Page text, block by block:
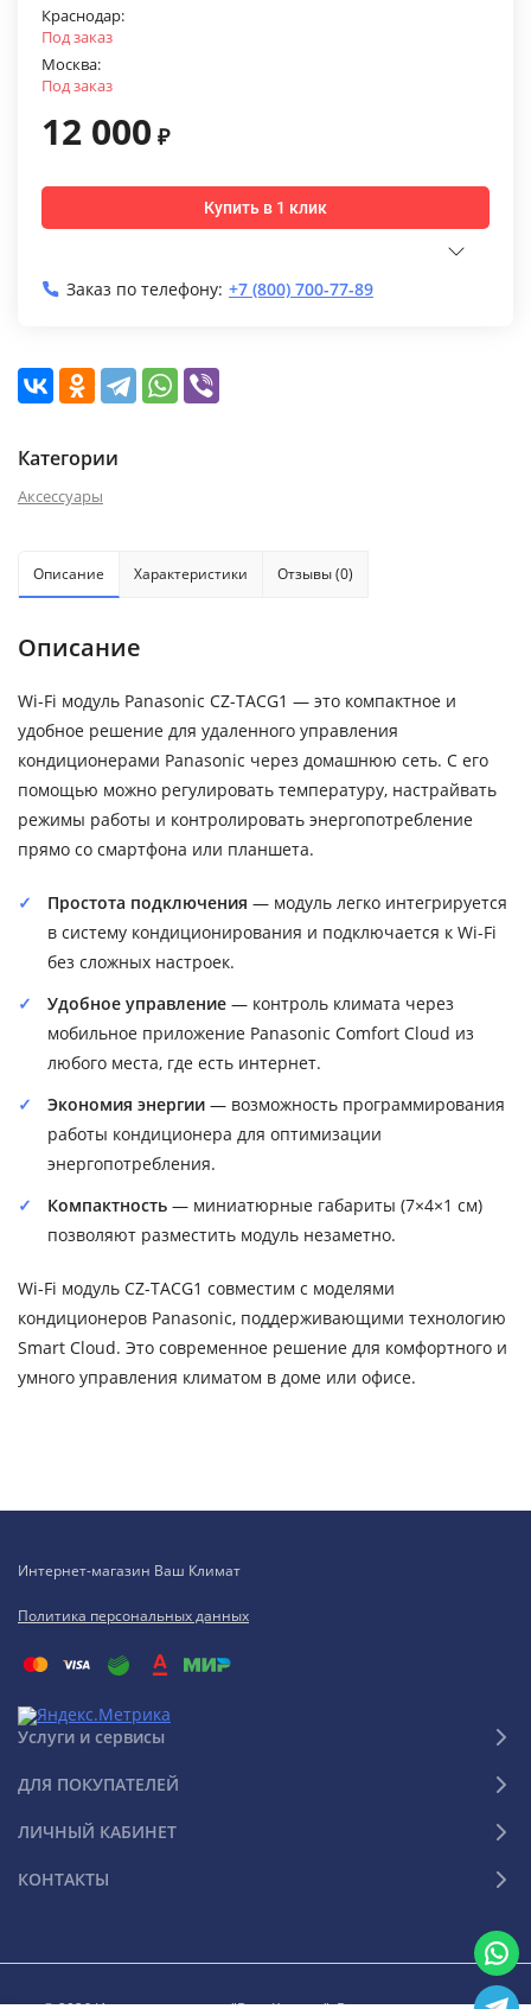
Краснодар:
Под заказ
Москва:
Под заказ
12 000 ₽
Купить в 1 клик
Заказ по телефону: +7 (800) 700-77-89
Категории
Аксессуары
Описание Характеристики Отзывы (0)
Описание
Wi-Fi модуль Panasonic CZ-TACG1 — это компактное и
удобное решение для удаленного управления
кондиционерами Panasonic через домашнюю сеть. С его
помощью можно регулировать температуру, настрайвать
режимы работы и контролировать энергопотребление
прямо со смартфона или планшета.
Простота подключения — модуль легко интегрируется
в систему кондиционирования и подключается к Wi-Fi
без сложных настроек.
Удобное управление — контроль климата через
мобильное приложение Panasonic Comfort Cloud из
любого места, где есть интернет.
Экономия энергии — возможность программирования
работы кондиционера для оптимизации
энергопотребления.
Компактность — миниатюрные габариты (7×4×1 см)
позволяют разместить модуль незаметно.
Wi-Fi модуль CZ-TACG1 совместим с моделями
кондиционеров Panasonic, поддерживающими технологию
Smart Cloud. Это современное решение для комфортного и
умного управления климатом в доме или офисе.
Интернет-магазин Ваш Климат
Политика персональных данных
Услуги и сервисы
ДЛЯ ПОКУПАТЕЛЕЙ
ЛИЧНЫЙ КАБИНЕТ
КОНТАКТЫ